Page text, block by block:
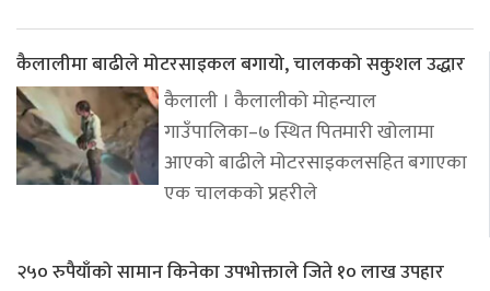
कैलालीमा बाढीले मोटरसाइकल बगायो, चालकको सकुशल उद्धार
कैलाली । कैलालीको मोहन्याल
गाउँपालिका–७ स्थित पितमारी खोलामा
आएको बाढीले मोटरसाइकलसहित बगाएका
एक चालकको प्रहरीले
२५० रुपैयाँको सामान किनेका उपभोक्ताले जिते १० लाख उपहार